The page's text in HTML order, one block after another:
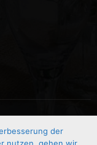
Impressum
der